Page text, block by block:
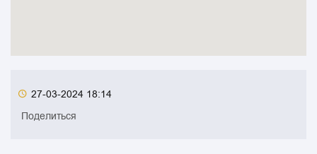
27-03-2024 18:14
Поделиться